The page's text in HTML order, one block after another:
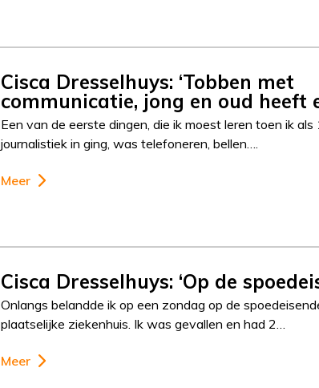
Cisca Dresselhuys: ‘Tobben met
communicatie, jong en oud heeft
Een van de eerste dingen, die ik moest leren toen ik als
journalistiek in ging, was telefoneren, bellen….
Meer
Cisca Dresselhuys: ‘Op de
Onlangs belandde ik op een zondag op de
plaatselijke ziekenhuis. Ik was gevallen en had 2…
Meer